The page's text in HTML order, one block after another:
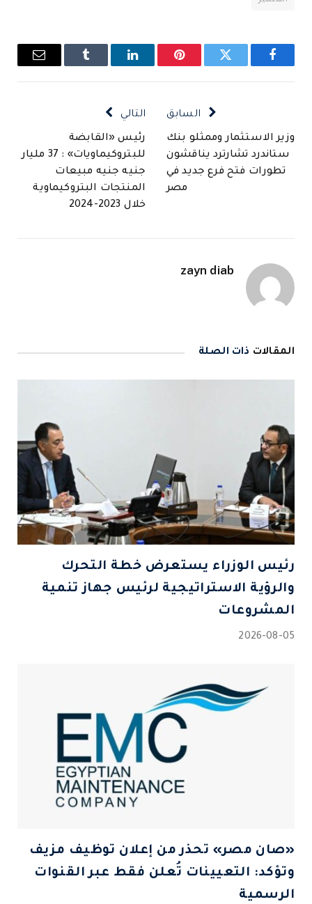
فيسبوك تويتر بينتيريستلينكدإن Tumblr
البريد
السابق
وزير الاستثمار وممثلو بنك
ستاندرد تشارترد يناقشون
تطورات فتح فرع جديد في
مصر
التالي
رئيس «القابضة
للبتروكيماويات» : 37 مليار
جنيه جنيه مبيعات
المنتجات البتروكيماوية
خلال 2023-2024
zayn diab
المقالات ذات الصلة
رئيس الوزراء يستعرض خطة التحرك
والرؤية الاستراتيجية لرئيس جهاز تنمية
المشروعات
2026-08-05
«صان مصر» تحذر من إعلان توظيف مزيف
وتؤكد: التعيينات تُعلن فقط عبر القنوات
الرسمية